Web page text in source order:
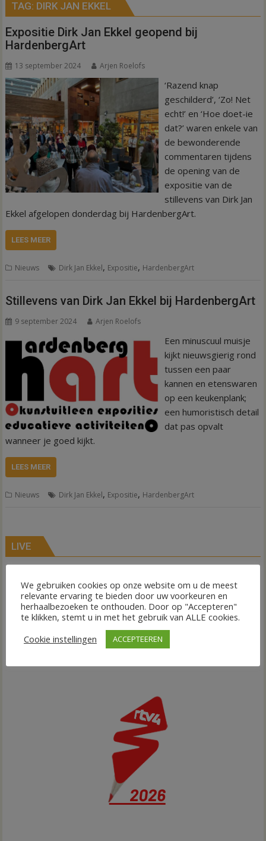
TAG: DIRK JAN EKKEL
Expositie Dirk Jan Ekkel geopend bij
HardenbergArt
13 september 2024 Arjen Roelofs
‘Razend knap
geschilderd’, ‘Zo! Net
echt!’ en ‘Hoe doet-ie
dat?’ waren enkele van
de bewonderende
commentaren tijdens
de opening van de
expositie van de
stillevens van Dirk Jan
Ekkel afgelopen donderdag bij HardenbergArt.
LEES MEER
Nieuws Dirk Jan Ekkel, Expositie, HardenbergArt
Stillevens van Dirk Jan Ekkel bij HardenbergArt
9 september 2024 Arjen Roelofs
Een minuscuul muisje
kijkt nieuwsgierig rond
tussen een paar
kannen en etenswaren
op een keukenplank;
een humoristisch detail
dat pas opvalt
wanneer je goed kijkt.
LEES MEER
Nieuws Dirk Jan Ekkel, Expositie, HardenbergArt
LIVE
We gebruiken cookies op onze website om u de meest
relevante ervaring te bieden door uw voorkeuren en
herhaalbezoeken te onthouden. Door op "Accepteren"
te klikken, stemt u in met het gebruik van ALLE cookies.
Cookie instellingen
ACCEPTEEREN